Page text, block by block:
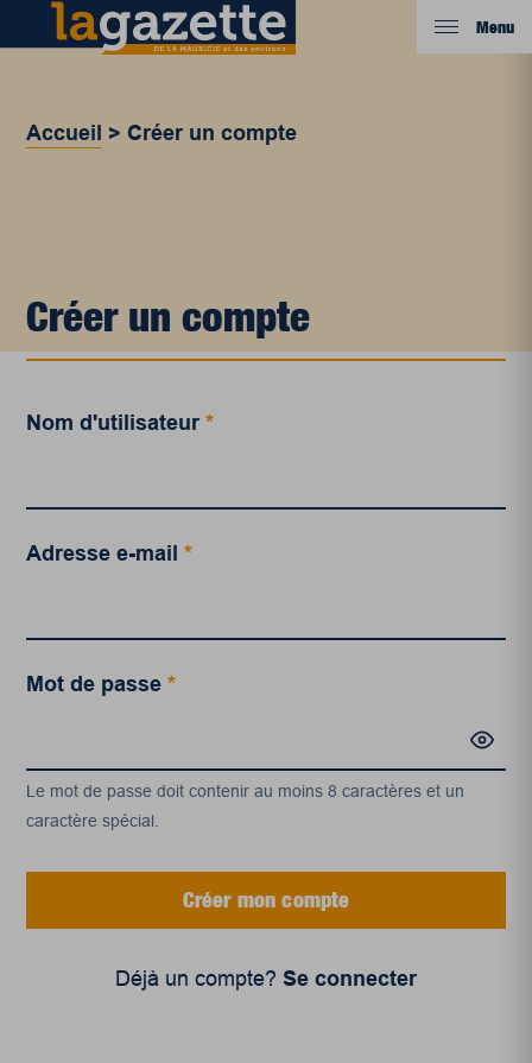
Menu
Accueil > Créer un compte
Créer un compte
Nom d'utilisateur*
Adresse e-mail*
Mot de passe*
Le mot de passe doit contenir au moins 8 caractères et un
caractère spécial.
Créer mon compte
Déjà un compte? Se connecter